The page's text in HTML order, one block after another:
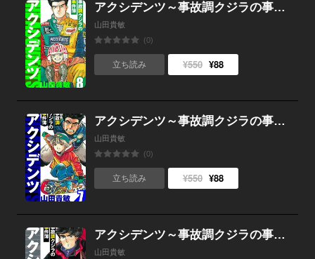
アクシデンツ～事故調クジラの事件簿～ 愛蔵版 8
山田貴敏
(0)
立ち読み ¥550 ¥88
アクシデンツ～事故調クジラの事件簿～ 愛蔵版 7
山田貴敏
(0)
立ち読み ¥550 ¥88
アクシデンツ～事故調クジラの事件簿～ 愛蔵版 6
山田貴敏